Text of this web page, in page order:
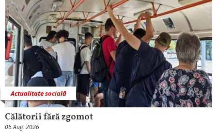
Actualitate socială
Călătorii fără zgomot
06 Aug, 2026